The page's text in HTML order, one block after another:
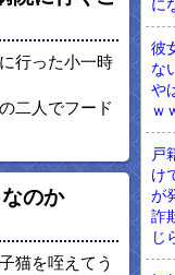
行った小一時
二人でフード
のか
猫を咥えてう
に
彼
な
や
ｗ
戸
け
が
詐
じ